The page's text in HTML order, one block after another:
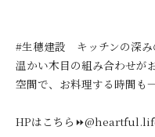
#生穂建設 キッチンの深み
温かい木目の組み合わせが
空間で、お料理する時間も
HPはこちら